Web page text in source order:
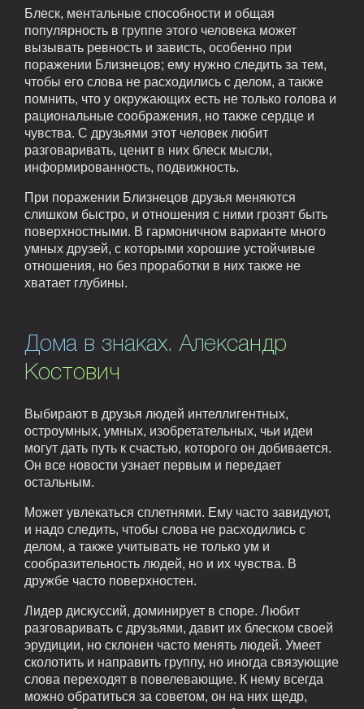
Блеск, ментальные способности и общая
популярность в группе этого человека может
вызывать ревность и зависть, особенно при
поражении Близнецов; ему нужно следить за тем,
чтобы его слова не расходились с делом, а также
помнить, что у окружающих есть не только голова и
рациональные соображения, но также сердце и
чувства. С друзьями этот человек любит
разговаривать, ценит в них блеск мысли,
информированность, подвижность.
При поражении Близнецов друзья меняются
слишком быстро, и отношения с ними грозят быть
поверхностными. В гармоничном варианте много
умных друзей, с которыми хорошие устойчивые
отношения, но без проработки в них также не
хватает глубины.
Дома в знаках. Александр
Костович
Выбирают в друзья людей интеллигентных,
остроумных, умных, изобретательных, чьи идеи
могут дать путь к счастью, которого он добивается.
Он все новости узнает первым и передает
остальным.
Может увлекаться сплетнями. Ему часто завидуют,
и надо следить, чтобы слова не расходились с
делом, а также учитывать не только ум и
сообразительность людей, но и их чувства. В
дружбе часто поверхностен.
Лидер дискуссий, доминирует в споре. Любит
разговаривать с друзьями, давит их блеском своей
эрудиции, но склонен часто менять людей. Умеет
сколотить и направить группу, но иногда связующие
слова переходят в повелевающие. К нему всегда
можно обратиться за советом, он на них щедр,